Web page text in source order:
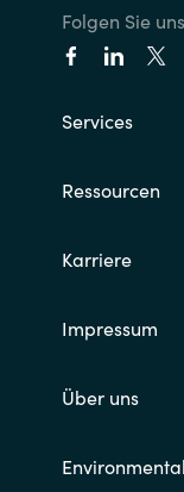
Folgen Sie uns
Services
Ressourcen
Karriere
Impressum
Über uns